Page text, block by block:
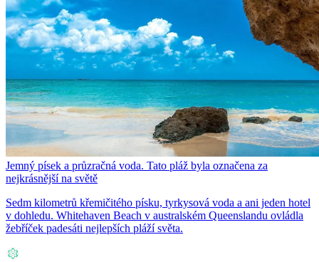
Jemný písek a průzračná voda. Tato pláž byla označena za
nejkrásnější na světě
Sedm kilometrů křemičitého písku, tyrkysová voda a ani jeden hotel
v dohledu. Whitehaven Beach v australském Queenslandu ovládla
žebříček padesáti nejlepších pláží světa.